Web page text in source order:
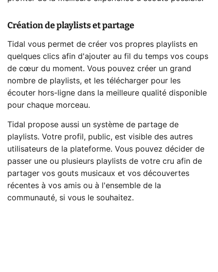
Création de playlists et partage
Tidal vous permet de créer vos propres playlists en
quelques clics afin d'ajouter au fil du temps vos coups
de cœur du moment. Vous pouvez créer un grand
nombre de playlists, et les télécharger pour les
écouter hors-ligne dans la meilleure qualité disponible
pour chaque morceau.
Tidal propose aussi un système de partage de
playlists. Votre profil, public, est visible des autres
utilisateurs de la plateforme. Vous pouvez décider de
passer une ou plusieurs playlists de votre cru afin de
partager vos gouts musicaux et vos découvertes
récentes à vos amis ou à l'ensemble de la
communauté, si vous le souhaitez.